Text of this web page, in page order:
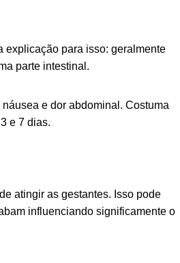
explicação para isso: geralmente
parte intestinal.
e dor abdominal. Costuma
e 7 dias.
atingir as gestantes. Isso pode
influenciando significamente o